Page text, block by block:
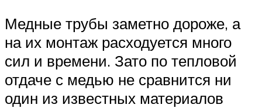
Медные трубы заметно дороже, а
на их монтаж расходуется много
сил и времени. Зато по тепловой
отдаче с медью не сравнится ни
один из известных материалов